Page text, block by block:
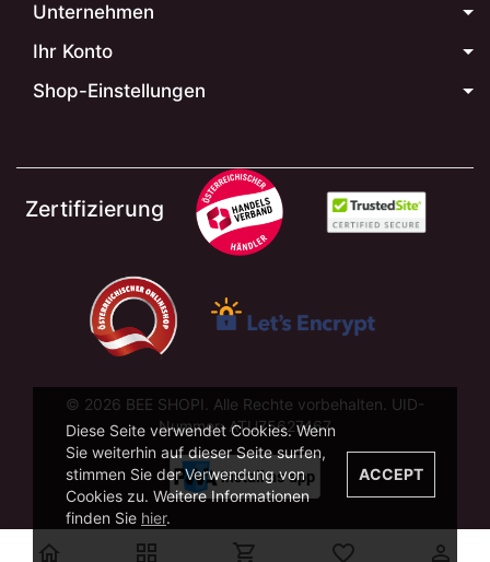
Unternehmen
Ihr Konto
Shop-Einstellungen
Zertifizierung
© 2026 BEE SHOPI. Alle Rechte vorbehalten. UID-
Nummer: ATU75627467
    
Diese Seite verwendet Cookies. Wenn
Sie weiterhin auf dieser Seite surfen,
stimmen Sie der Verwendung von
Cookies zu. Weitere Informationen
finden Sie hier.
ACCEPT